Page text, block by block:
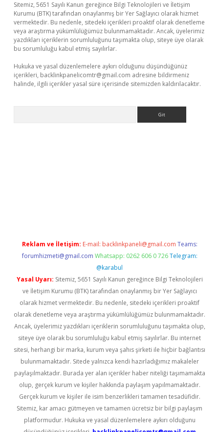
Sitemiz, 5651 Sayılı Kanun gereğince Bilgi Teknolojileri ve İletişim
Kurumu (BTK) tarafından onaylanmış bir Yer Sağlayıcı olarak hizmet
vermektedir. Bu nedenle, sitedeki içerikleri proaktif olarak denetleme
veya araştırma yükümlülüğümüz bulunmamaktadır. Ancak, üyelerimiz
yazdıkları içeriklerin sorumluluğunu taşımakta olup, siteye üye olarak
bu sorumluluğu kabul etmiş sayılırlar.
Hukuka ve yasal düzenlemelere aykırı olduğunu düşündüğünüz
içerikleri, backlinkpanelicomtr@gmail.com adresine bildirmeniz
halinde, ilgili içerikler yasal süre içerisinde sitemizden kaldırılacaktır.
Reklam ve İletişim: E-mail: backlinkpaneli@gmail.com Teams:
forumhizmeti@gmail.com Whatsapp: 0262 606 0 726 Telegram:
@karabul
Yasal Uyarı: Sitemiz, 5651 Sayılı Kanun gereğince Bilgi Teknolojileri
ve İletişim Kurumu (BTK) tarafından onaylanmış bir Yer Sağlayıcı
olarak hizmet vermektedir. Bu nedenle, sitedeki içerikleri proaktif
olarak denetleme veya araştırma yükümlülüğümüz bulunmamaktadır.
Ancak, üyelerimiz yazdıkları içeriklerin sorumluluğunu taşımakta olup,
siteye üye olarak bu sorumluluğu kabul etmiş sayılırlar. Bu internet
sitesi, herhangi bir marka, kurum veya şahıs şirketi ile hiçbir bağlantısı
bulunmamaktadır. Sitede yalnızca kendi hazırladığımız makaleler
paylaşılmaktadır. Burada yer alan içerikler haber niteliği taşımamakta
olup, gerçek kurum ve kişiler hakkında paylaşım yapılmamaktadır.
Gerçek kurum ve kişiler ile isim benzerlikleri tamamen tesadüfidir.
Sitemiz, kar amacı gütmeyen ve tamamen ücretsiz bir bilgi paylaşım
platformudur. Hukuka ve yasal düzenlemelere aykırı olduğunu